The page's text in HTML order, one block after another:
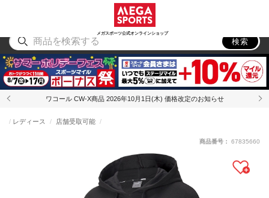
メガスポーツ公式オンラインショップ
アウトドア
検索
ワコール CW-X商品 2026年10月1日(木) 価格改定のお知らせ
レディース 店舗受取可能
商品番号： 67835660